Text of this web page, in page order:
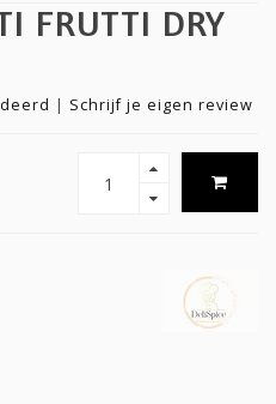
FRUTTI DRY
| Schrijf je eigen review